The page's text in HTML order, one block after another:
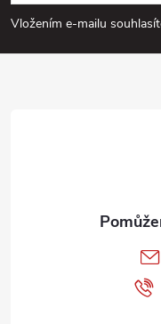
p
a
Vložením e-mailu